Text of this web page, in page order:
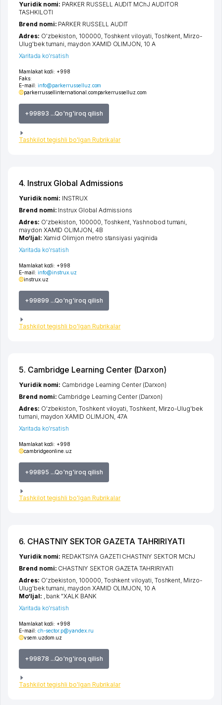
Mamlakat kodi: +998
Faks:
E-mail: info@parkerrusselluz.com
parkerrussellinternational.comparkerrusselluz.com
+99893 ...Qo'ng'iroq qilish
Tashkilot tegishli bo'lgan Rubrikalar
Yuridik nomi: PARKER RUSSELL AUDIT MChJ AUDITOR
TASHKILOTI
Brend nomi: PARKER RUSSELL AUDIT
Adres: O'zbekiston, 100000, Toshkent viloyati, Toshkent, Mirzo-
Ulug'bek tumani, maydon XAMID OLIMJON, 10 А
Xaritada ko'rsatish
4. Instrux Global Admissions
Mamlakat kodi: +998
E-mail: info@instrux.uz
instrux.uz
+99899 ...Qo'ng'iroq qilish
Tashkilot tegishli bo'lgan Rubrikalar
Yuridik nomi: INSTRUX
Brend nomi: Instrux Global Admissions
Adres: O'zbekiston, 100000, Toshkent ,Yashnobod tumani
maydon XAMID OLIMJON , 4B
Mo‘ljal: Xamid Olimjon metro stansiyasi yaqinida
Xaritada ko'rsatish
5. Cambridge Learning Center (Darxon)
Mamlakat kodi: +998
cambridgeonline.uz
+99895 ...Qo'ng'iroq qilish
Tashkilot tegishli bo'lgan Rubrikalar
Yuridik nomi: Cambridge Learning Center (Darxon)
Brend nomi: Cambridge Learning Center (Darxon)
Adres: O'zbekiston,Toshkent viloyati ,Toshkent, Mirzo-Ulug'bek
tumani maydon XAMID OLIMJON , 47A
Xaritada ko'rsatish
6. CHASTNIY SEKTOR GAZETA TAHRIRIYATI
Mamlakat kodi: +998
E-mail: ch-sector.p@yandex.ru
vsem.uzdom.uz
+99878 ...Qo'ng'iroq qilish
Tashkilot tegishli bo'lgan Rubrikalar
Yuridik nomi: REDAKTSIYA GAZETI CHASTNIY SEKTOR MChJ
Brend nomi: CHASTNIY SEKTOR GAZETA TAHRIRIYATI
Adres: O'zbekiston, 100000, Toshkent viloyati, Toshkent, Mirzo-
Ulug'bek tumani, maydon XAMID OLIMJON, 10 А
Mo‘ljal: , bank "XALK BANK
Xaritada ko'rsatish